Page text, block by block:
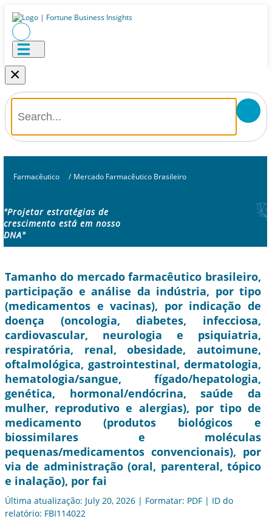
×
Farmacêutico / Mercado Farmacêutico Brasileiro
"Projetar estratégias de
crescimento está em nosso
DNA"
Tamanho do mercado farmacêutico brasileiro,
participação e análise da indústria, por tipo
(medicamentos e vacinas), por indicação de
doença (oncologia, diabetes, infecciosa,
cardiovascular, neurologia e psiquiatria,
respiratória, renal, obesidade, autoimune,
oftalmológica, gastrointestinal, dermatologia,
hematologia/sangue, fígado/hepatologia,
genética, hormonal/endócrina, saúde da
mulher, reprodutivo e alergias), por tipo de
medicamento (produtos biológicos e
biossimilares e moléculas
pequenas/medicamentos convencionais), por
via de administração (oral, parenteral, tópico
e inalação), por fai
Última atualização: July 20, 2026 | Formatar: PDF | ID do
relatório: FBI114022